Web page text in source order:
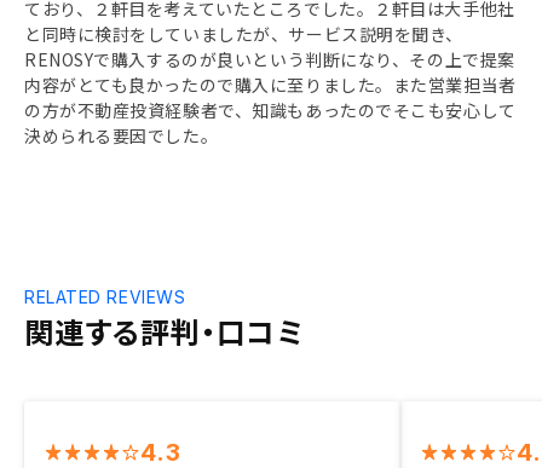
ており、２軒目を考えていたところでした。２軒目は大手他社
と同時に検討をしていましたが、サービス説明を聞き、
RENOSYで購入するのが良いという判断になり、その上で提案
内容がとても良かったので購入に至りました。また営業担当者
の方が不動産投資経験者で、知識もあったのでそこも安心して
決められる要因でした。
関連する評判・口コミ
RELATED REVIEWS
4.3